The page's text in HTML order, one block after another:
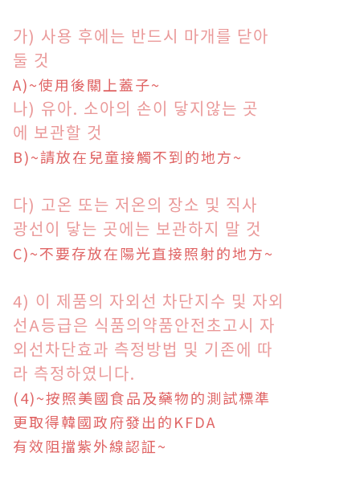
가) 사용 후에는 반드시 마개를 닫아
둘 것
A)~使用後關上蓋子~
나) 유아. 소아의 손이 닿지않는 곳
에 보관할 것
B)~請放在兒童接觸不到的地方~
다) 고온 또는 저온의 장소 및 직사
광선이 닿는 곳에는 보관하지 말 것
C)~不要存放在陽光直接照射的地方~
4) 이 제품의 자외선 차단지수 및 자외
선A등급은 식품의약품안전초고시 자
외선차단효과 측정방법 및 기존에 따
라 측정하였니다.
(4)~按照美國食品及藥物的測試標準
更取得韓國政府發出的KFDA
有效阻擋紫外線認証~